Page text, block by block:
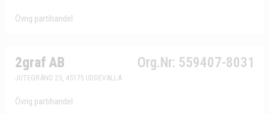
Övrig partihandel
2graf AB Org.Nr: 559407-8031
JUTEGRÄND 25, 45175 UDDEVALLA
Övrig partihandel